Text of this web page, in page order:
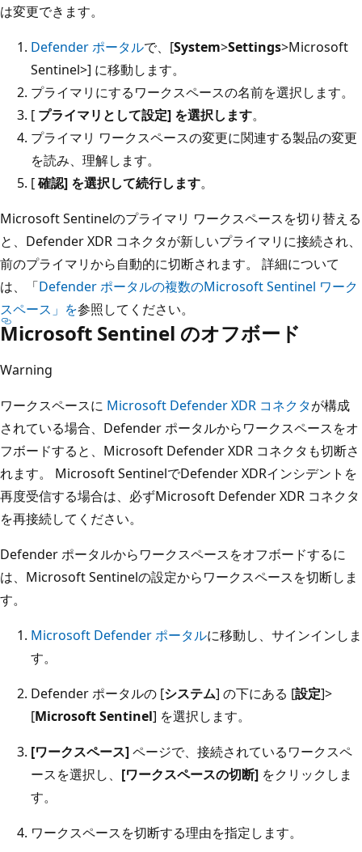
は変更できます。
Defender ポータルで、[System>Settings>Microsoft
Sentinel>] に移動します。
プライマリにするワークスペースの名前を選択します。
[ プライマリとして設定] を選択します。
プライマリ ワークスペースの変更に関連する製品の変更
を読み、理解します。
[確認] を選択して続行します。
Microsoft Sentinelのプライマリ ワークスペースを切り替える
と、Defender XDR コネクタが新しいプライマリに接続され、
前のプライマリから自動的に切断されます。 詳細について
は、「Defender ポータルの複数のMicrosoft Sentinel ワーク
スペース」を参照してください。
Microsoft Sentinel のオフボード
Warning
ワークスペースに Microsoft Defender XDR コネクタが構成
されている場合、Defender ポータルからワークスペースをオ
フボードすると、Microsoft Defender XDR コネクタも切断さ
れます。 Microsoft SentinelでDefender XDRインシデントを
再度受信する場合は、必ずMicrosoft Defender XDR コネクタ
を再接続してください。
Defender ポータルからワークスペースをオフボードするに
は、Microsoft Sentinelの設定からワークスペースを切断しま
す。
Microsoft Defender ポータルに移動し、サインインしま
す。
Defender ポータルの [システム] の下にある [設定]>
[Microsoft Sentinel] を選択します。
[ワークスペース]ページで、接続されているワークスペ
ースを選択し、 [ワークスペースの切断] をクリックしま
す。
ワークスペースを切断する理由を指定します。